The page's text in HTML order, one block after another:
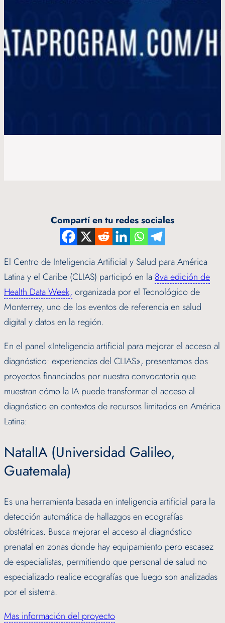
Compartí en tu redes sociales
El Centro de Inteligencia Artificial y Salud para América
Latina y el Caribe (CLIAS) participó en la 8va edición de
Health Data Week, organizada por el Tecnológico de
Monterrey, uno de los eventos de referencia en salud
digital y datos en la región.
En el panel «Inteligencia artificial para mejorar el acceso al
diagnóstico: experiencias del CLIAS», presentamos dos
proyectos financiados por nuestra convocatoria que
muestran cómo la IA puede transformar el acceso al
diagnóstico en contextos de recursos limitados en América
Latina:
NatalIA (Universidad Galileo,
Guatemala)
Es una herramienta basada en inteligencia artificial para la
detección automática de hallazgos en ecografías
obstétricas. Busca mejorar el acceso al diagnóstico
prenatal en zonas donde hay equipamiento pero escasez
de especialistas, permitiendo que personal de salud no
especializado realice ecografías que luego son analizadas
por el sistema.
Mas información del proyecto